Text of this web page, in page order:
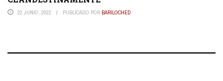
22 JUNIO, 2022 PUBLICADO POR BARILOCHED